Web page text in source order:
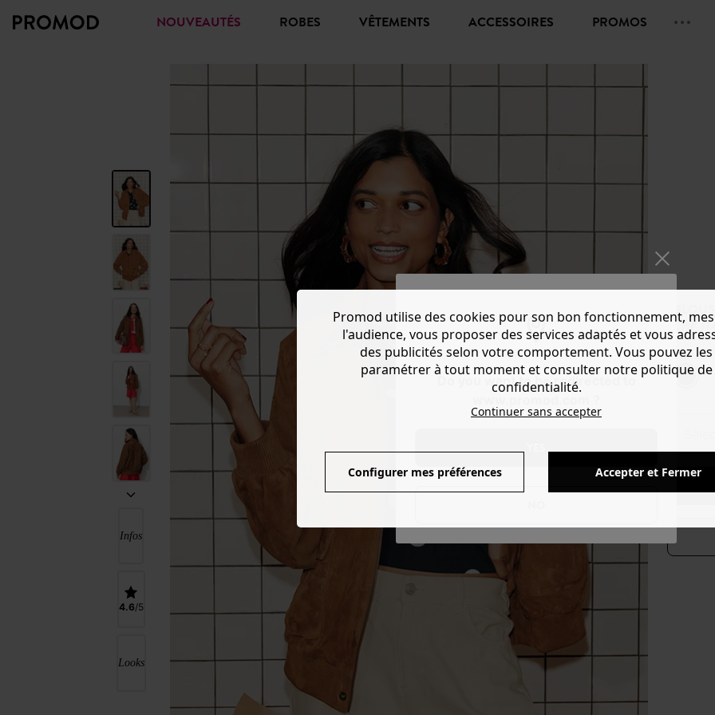
Do you want to be redirected to
NOUVEAUTÉS ROBES VÊTEMENTS ACCESSOIRES PROMOS
Infos
4.6
Looks
CHF
Couleur :
Promod utilise des cookies pour son bon fonctionnement,
l'audience, vous proposer des services adaptés et vous
des publicités selon votre comportement. Vous pouvez les
paramétrer à tout moment et consulter notre politique de
confidentialité.
Continuer sans accepter
Configurer mes préférences Accepter et Fermer